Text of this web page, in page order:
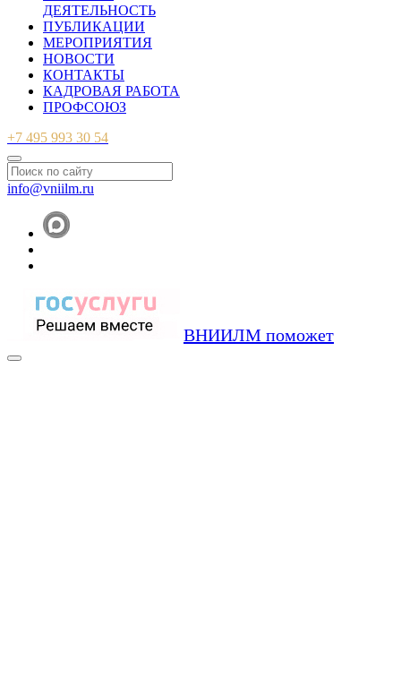
ДЕЯТЕЛЬНОСТЬ
ПУБЛИКАЦИИ
МЕРОПРИЯТИЯ
НОВОСТИ
КОНТАКТЫ
КАДРОВАЯ РАБОТА
ПРОФСОЮЗ
+7 495 993 30 54
info@vniilm.ru
ВНИИЛМ поможет